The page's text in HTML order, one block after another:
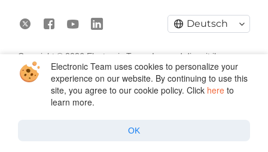
Electronic Team uses cookies to personalize your
experience on our website. By continuing to use this
site, you agree to our cookie policy. Click here to
learn more.
OK
Copyright © 2026 Electronic Team, Inc. und die mit ihr
verbundenen Unternehmen und Lizenzgeber.Rechtliche
Informationen.
11890 Sunrise Valley Dr, Ste 111, Reston, VA 20191, USA •
+12023358465 •support@electronic.us
Deutsch